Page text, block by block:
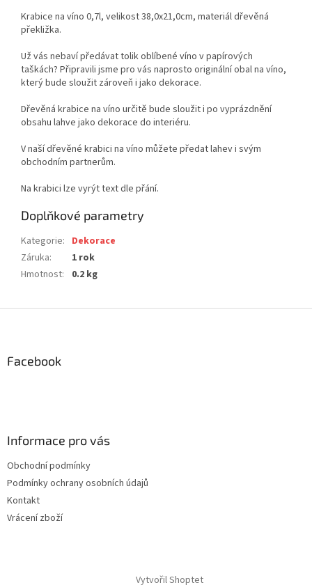
Krabice na víno 0,7l, velikost 38,0x21,0cm, materiál dřevěná
překližka.
Už vás nebaví předávat tolik oblíbené víno v papírových
taškách? Připravili jsme pro vás naprosto originální obal na víno,
který bude sloužit zároveň i jako dekorace.
Dřevěná krabice na víno určitě bude sloužit i po vyprázdnění
obsahu lahve jako dekorace do interiéru.
V naší dřevěné krabici na víno můžete předat lahev i svým
obchodním partnerům.
Na krabici lze vyrýt text dle přání.
Doplňkové parametry
Kategorie: Dekorace
Záruka:
1 rok
Hmotnost: 0.2 kg
Facebook
Informace pro vás
Obchodní podmínky
Podmínky ochrany osobních údajů
Kontakt
Vrácení zboží
Vytvořil Shoptet